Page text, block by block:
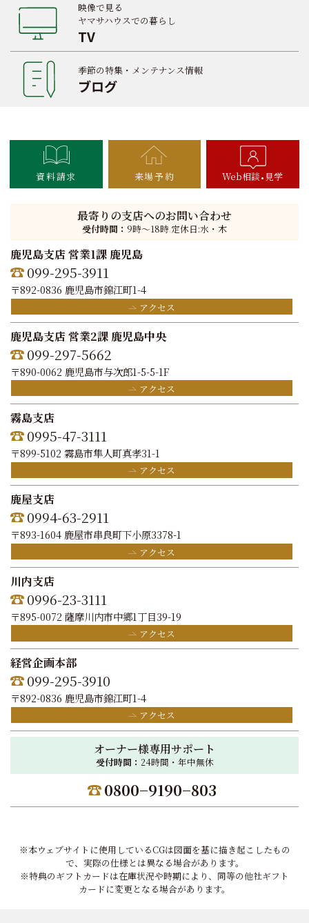
映像で見る
ヤマサハウスでの暮らし
TV
季節の特集・メンテナンス情報
ブログ
資料請求 来場予約 Web相談 見学
最寄りの支店へのお問い合わせ
受付時間： 9時〜18時 定休日:水・木
鹿児島支店 営業1課 鹿児島
099-295-3911
〒892-0836 鹿児島市錦江町1-4
アクセス
鹿児島支店 営業2課 鹿児島中央
099-297-5662
〒890-0062 鹿児島市与次郎1-5-5-1F
アクセス
霧島支店
0995-47-3111
〒899-5102 霧島市隼人町真孝31-1
アクセス
鹿屋支店
0994-63-2911
〒893-1604 鹿屋市串良町下小原3378-1
アクセス
川内支店
0996-23-3111
〒895-0072 薩摩川内市中郷1丁目39-19
アクセス
経営企画本部
099-295-3910
〒892-0836 鹿児島市錦江町1-4
アクセス
オーナー様専用サポート
受付時間： 24時間・年中無休
0800−9190−803
※本ウェブサイトに使用しているCGは図面を基に描き起こしたもの
で、実際の仕様とは異なる場合があります。
※特典のギフトカードは在庫状況や時期により、同等の他社ギフト
カードに変更となる場合があります。